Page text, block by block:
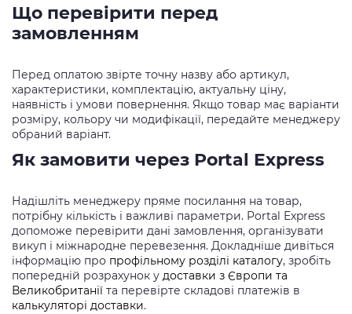
Що перевірити перед
замовленням
Перед оплатою звірте точну назву або артикул,
характеристики, комплектацію, актуальну ціну,
наявність і умови повернення. Якщо товар має варіанти
розміру, кольору чи модифікації, передайте менеджеру
обраний варіант.
Як замовити через Portal Express
Надішліть менеджеру пряме посилання на товар,
потрібну кількість і важливі параметри. Portal Express
допоможе перевірити дані замовлення, організувати
викуп і міжнародне перевезення. Докладніше дивіться
інформацію про профільному розділі каталогу, зробіть
попередній розрахунок у доставки з Європи та
Великобританії та перевірте складові платежів в
калькуляторі доставки.